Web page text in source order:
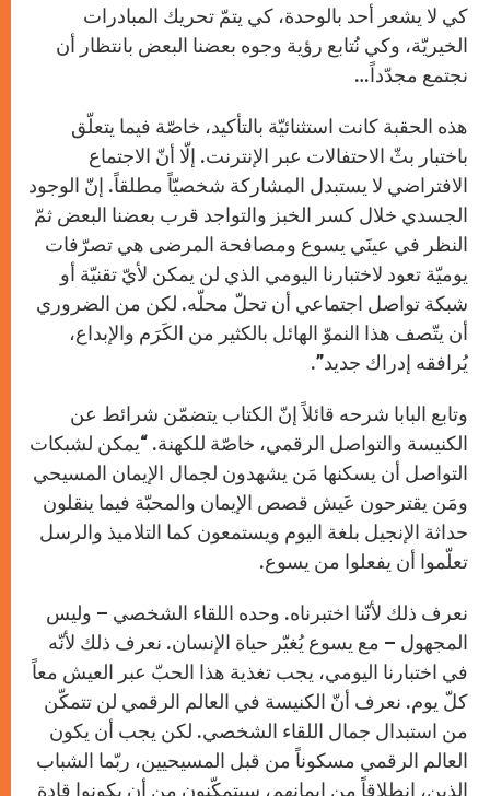
كي لا يشعر أحد بالوحدة، كي يتمّ تحريك المبادرات
الخيريّة، وكي نُتابع رؤية وجوه بعضنا البعض بانتظار أن
نجتمع مجدّداً…
هذه الحقبة كانت استثنائيّة بالتأكيد، خاصّة فيما يتعلّق
باختبار بثّ الاحتفالات عبر الإنترنت. إلّا أنّ الاجتماع
الافتراضي لا يستبدل المشاركة شخصيّاً مطلقاً. إنّ الوجود
الجسدي خلال كسر الخبز والتواجد قرب بعضنا البعض ثمّ
النظر في عينَي يسوع ومصافحة المرضى هي تصرّفات
يوميّة تعود لاختبارنا اليومي الذي لن يمكن لأيّ تقنيّة أو
شبكة تواصل اجتماعي أن تحلّ محلّه. لكن من الضروري
أن يتّصف هذا النموّ الهائل بالكثير من الكَرَم والإبداع،
يُرافقه إدراك جديد”.
وتابع البابا شرحه قائلاً إنّ الكتاب يتضمّن شرائط عن
الكنيسة والتواصل الرقمي، خاصّة للكهنة. “يمكن لشبكات
التواصل أن يسكنها مَن يشهدون لجمال الإيمان المسيحي
ومَن يقترحون عَيش قصص الإيمان والمحبّة فيما ينقلون
حداثة الإنجيل بلغة اليوم ويستمعون كما التلاميذ والرسل
تعلّموا أن يفعلوا من يسوع.
نعرف ذلك لأنّنا اختبرناه. وحده اللقاء الشخصي – وليس
المجهول – مع يسوع يُغيّر حياة الإنسان. نعرف ذلك لأنّه
في اختبارنا اليومي، يجب تغذية هذا الحبّ عبر العيش معاً
كلّ يوم. نعرف أنّ الكنيسة في العالم الرقمي لن تتمكّن
من استبدال جمال اللقاء الشخصي. لكن يجب أن يكون
العالم الرقمي مسكوناً من قبل المسيحيين، ربّما الشباب
الذين، انطلاقاً من إيمانهم، سيتمكّنون من أن يكونوا قادة